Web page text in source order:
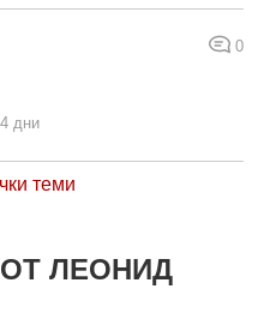
0
дни
теми
ЛЕОНИД